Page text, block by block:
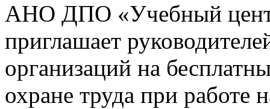
АНО ДПО «Учебный
приглашает
организаций на
охране труда при работе